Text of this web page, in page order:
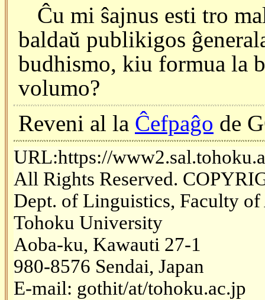
Ĉu mi ŝajnus esti tro
baldaŭ publikigos
budhismo, kiu formua la
volumo?
Reveni al la Ĉefpaĝo de
URL:https://
All Rights Reserved.
Dept. of Linguistics, Faculty of
Tohoku University
Aoba-ku, Kawauti 27-1
980-8576 Sendai, Japan
E-mail: gothit/at/tohoku.ac.jp